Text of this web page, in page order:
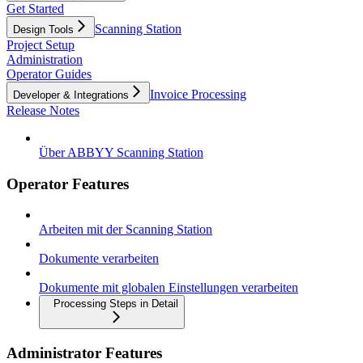
Get Started
Design Tools
Scanning Station
Project Setup
Administration
Operator Guides
Developer & Integrations
Invoice Processing
Release Notes
Über ABBYY Scanning Station
Operator Features
Arbeiten mit der Scanning Station
Dokumente verarbeiten
Dokumente mit globalen Einstellungen verarbeiten
Processing Steps in Detail
Administrator Features